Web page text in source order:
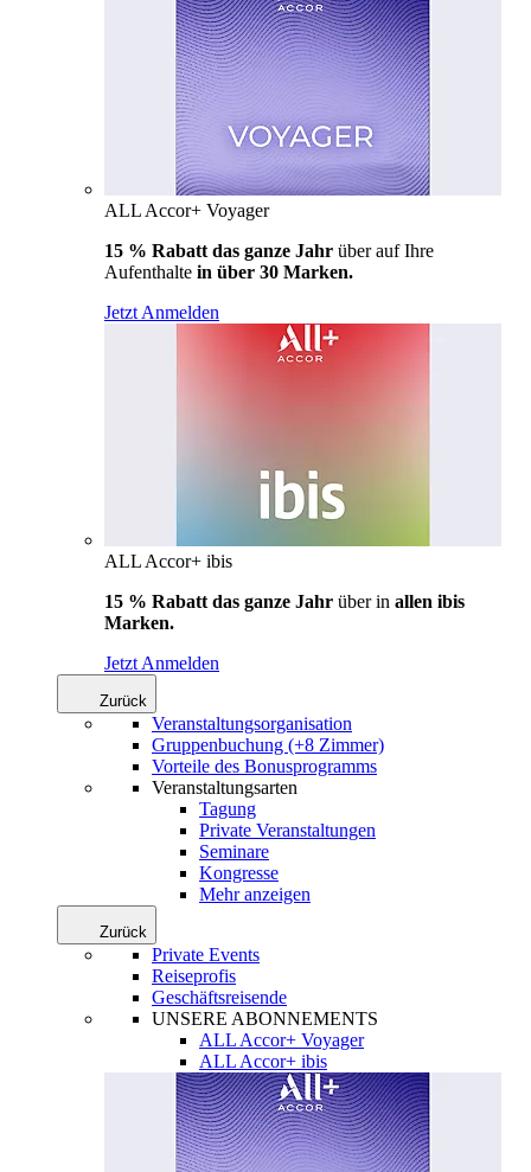
ALL Accor+ Voyager
15 % Rabatt das ganze Jahr über auf Ihre
Aufenthalte in über 30 Marken.
Jetzt Anmelden
ALL Accor+ ibis
15 % Rabatt das ganze Jahr über in allen ibis
Marken.
Jetzt Anmelden
Zurück
Veranstaltungsorganisation
Gruppenbuchung (+8 Zimmer)
Vorteile des Bonusprogramms
Veranstaltungsarten
Tagung
Private Veranstaltungen
Seminare
Kongresse
Mehr anzeigen
Zurück
Private Events
Reiseprofis
Geschäftsreisende
UNSERE ABONNEMENTS
ALL Accor+ Voyager
ALL Accor+ ibis